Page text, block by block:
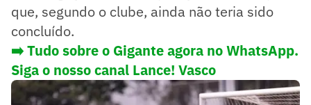
que, segundo o clube, ainda não teria sido
concluído.
➡️ Tudo sobre o Gigante agora no WhatsApp.
Siga o nosso canal Lance! Vasco